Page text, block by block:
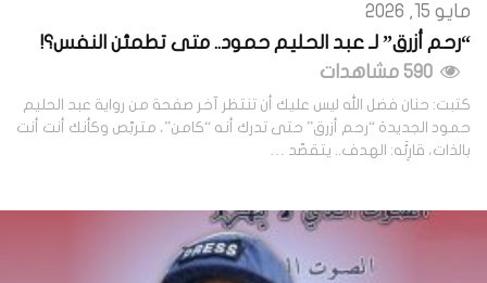
مايو 15, 2026
“رحم أزرق” لـ عبد الحليم حمود.. متى تطمئن النفس؟!
كتبت: حنان فضل الله ليس عليك أن تنتظر آخر صفحة من رواية عبد الحليم
حمود الجديدة “رحم أزرق” حتى تدرك أنه “كامن”، متربّص وكأنك أنت أنت
بالذات، قارِئَه: الهدف.. يتقصّد …